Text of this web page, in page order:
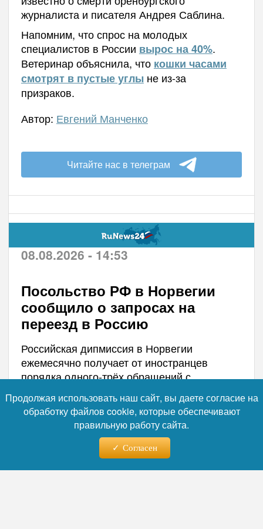
журналиста и писателя Андрея Саблина.
Напомним, что спрос на молодых
специалистов в России вырос на 40%.
Ветеринар объяснила, что кошки часами
смотрят в пустые углы не из-за
призраков.
Автор: Евгений Манченко
Читайте нас в телеграм
08.08.2026 - 14:53
Посольство РФ в Норвегии
сообщило о запросах на
переезд в Россию
Российская дипмиссия в Норвегии
ежемесячно получает от иностранцев
порядка одного-трёх обращений с
просьбами разъяснить порядок получения
специальной визы и дальнейшего переезда
в РФ. В посольстве уточнили, что заявители
— люди трудоспособного возраста,
нацеленные на работу и создание семьи в
России, некоторые уже подают заявки с
конкретной датой выезда и делятся
Продолжая использовать наш сайт, вы даете согласие на
обработку файлов cookie, которые обеспечивают
правильную работу сайта.
Согласен